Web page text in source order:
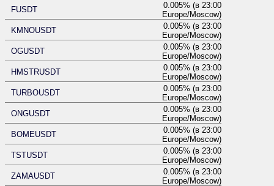
FUSDT
0.005% (в 23:00
Europe/Moscow)
KMNOUSDT
0.005% (в 23:00
Europe/Moscow)
OGUSDT
0.005% (в 23:00
Europe/Moscow)
HMSTRUSDT
0.005% (в 23:00
Europe/Moscow)
TURBOUSDT
0.005% (в 23:00
Europe/Moscow)
ONGUSDT
0.005% (в 23:00
Europe/Moscow)
BOMEUSDT
0.005% (в 23:00
Europe/Moscow)
TSTUSDT
0.005% (в 23:00
Europe/Moscow)
ZAMAUSDT
0.005% (в 23:00
Europe/Moscow)